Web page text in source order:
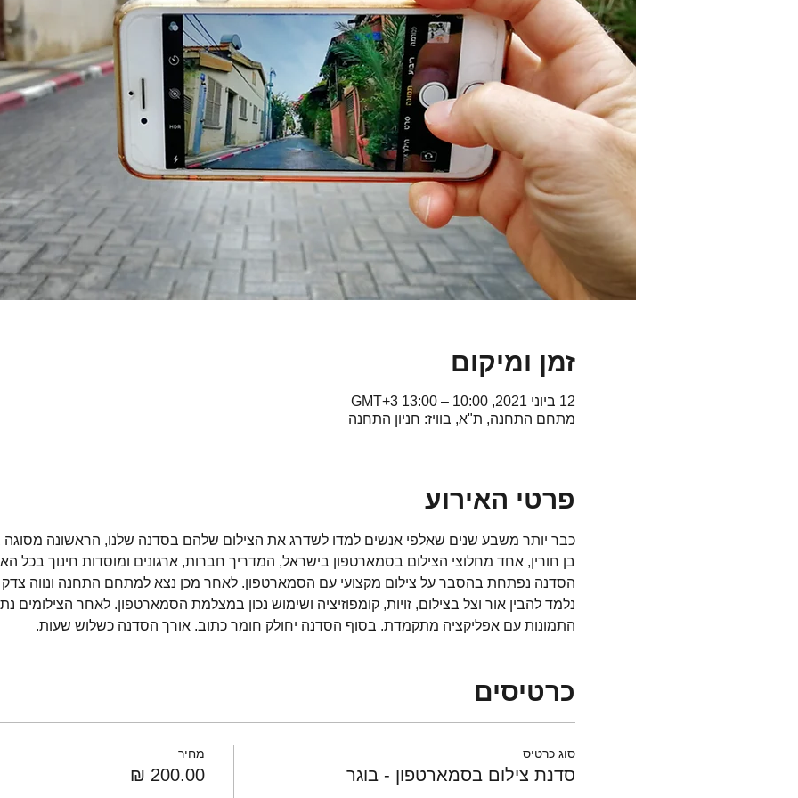
זמן ומיקום
12 ביוני 2021, 10:00 – 13:00 GMT‎+3‎
מתחם התחנה, ת"א, בוויז: חניון התחנה
פרטי האירוע
כבר יותר משבע שנים שאלפי אנשים למדו לשדרג את הצילום שלהם בסדנה שלנו, הראשונה
בן חורין, אחד מחלוצי הצילום בסמארטפון בישראל, המדריך חברות, ארגונים ומוסדות חינוך בכל
הסדנה נפתחת בהסבר על צילום מקצועי עם הסמארטפון. לאחר מכן נצא למתחם התחנה ונווה
נלמד להבין אור וצל בצילום, זויות, קומפוזיציה ושימוש נכון במצלמת הסמארטפון. לאחר הצילומים
התמונות עם אפליקציה מתקמדת. בסוף הסדנה יחולק חומר כתוב. אורך הסדנה כשלוש שעות.
כרטיסים
סוג כרטיס
סדנת צילום בסמארטפון - בוגר
מחיר